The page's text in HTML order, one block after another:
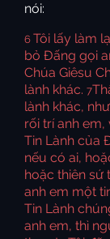
nói:
6Tôi lấy làm
bỏ Đấng gọi
Chúa Giêsu
lành khác. 7
lành khác,
rối trí anh
Tin Lành của
nếu có ai,
hoặc thiên sứ
anh em một
Tin Lành
anh em, thì